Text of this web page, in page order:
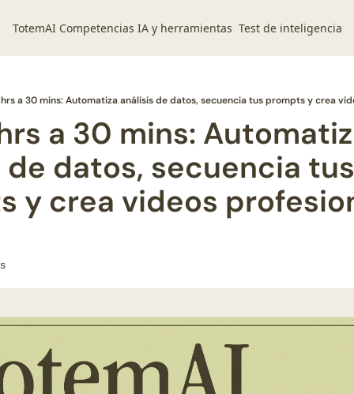
TotemAI Competencias IA y herramientas Test de inteligencia
hrs a 30 mins: Automatiza análisis de datos, secuencia tus prompts y crea
a 30 mins:
de datos, secuencia tus
y crea videos